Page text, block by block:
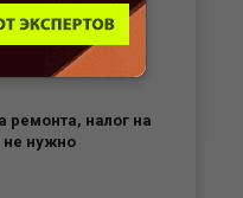
Морской банк
ремонта, налог на
не нужно